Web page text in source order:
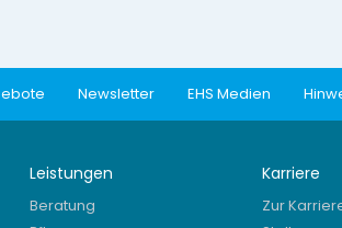
Newsletter EHS Medien
Leistungen
Beratung
Karriere
Zur